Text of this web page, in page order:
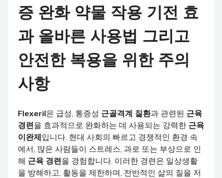
증 완화 약물 작용 기전 효
과 올바른 사용법 그리고
안전한 복용을 위한 주의
사항
Flexeril은 급성, 통증성 근골격계 질환과 관련된 근육
경련을 효과적으로 완화하는 데 사용되는 강력한 근육
이완제입니다. 현대 사회의 빠르고 경쟁적인 환경 속
에서, 많은 사람들이 스트레스, 과로 또는 부상으로 인
해 근육 경련을 경험합니다. 이러한 경련은 일상생활
을 방해하고, 활동을 제한하며, 전반적인 삶의 질을 저